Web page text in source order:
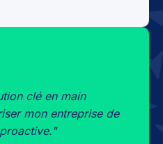
clé en main
mon entreprise de